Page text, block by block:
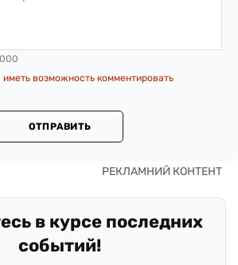
возможность комментировать
ОТПРАВИТЬ
в курсе последних
событий!